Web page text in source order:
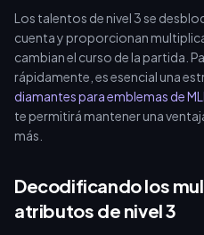
Los talentos de nivel 3 se
cuenta y proporcionan
cambian el curso de la partida.
rápidamente, es esencial una
diamantes para emblemas de
te permitirá mantener una
más.
Decodificando los
atributos de nivel 3